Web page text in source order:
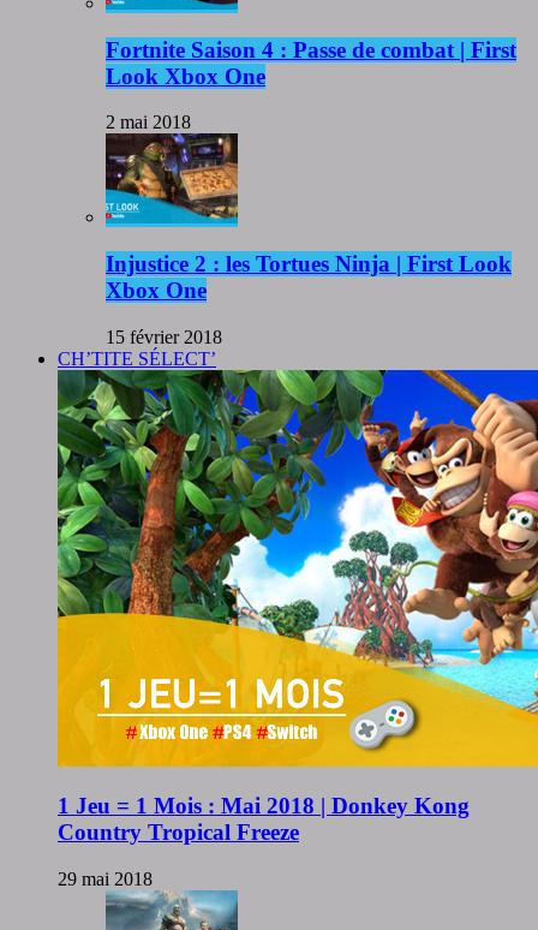
Fortnite Saison 4 : Passe de combat | First
Look Xbox One
2 mai 2018
Injustice 2 : les Tortues Ninja | First Look
Xbox One
15 février 2018
CH’TITE SÉLECT’
1 Jeu = 1 Mois : Mai 2018 | Donkey Kong
Country Tropical Freeze
29 mai 2018